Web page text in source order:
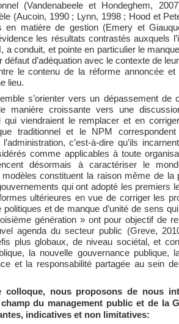
(Vandenabeele et Hondeghem,
(Aucoin, 1990 ; Lynn, 1998 ; Hood et
en matière de gestion (Emery et
les résultats contrastés auxquels
a conduit, et pointe en particulier le
défaut d’adéquation avec le contexte de
le contenu de la réforme annoncée
lieu.
s’orienter vers un dépassement de
manière croissante vers une
qui viendraient le remplacer et en
traditionnel et le NPM
c’est-à-dire qu’ils
comme applicables à toute
désormais à caractériser le
modèles constituent la raison même de
qui ont adopté les premiers
ultérieures en vue de corriger les
politiques et de manque d’unité de sens
génération » ont pour objectif de
agenda du secteur public (Greve,
plus globaux, de niveau sociétal, et
la nouvelle gouvernance publique,
et la responsabilité partagée au sein
colloque, nous proposons de nous
du management public et de la
indicatives et non limitatives: